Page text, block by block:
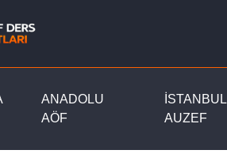
ANADOLU
AÖF
İSTANBUL
AUZEF